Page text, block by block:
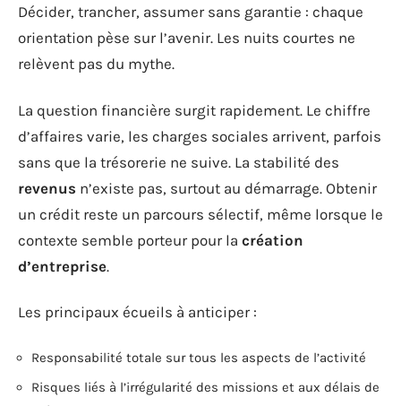
Décider, trancher, assumer sans garantie : chaque
orientation pèse sur l’avenir. Les nuits courtes ne
relèvent pas du mythe.
La question financière surgit rapidement. Le chiffre
d’affaires varie, les charges sociales arrivent, parfois
sans que la trésorerie ne suive. La stabilité des
revenus n’existe pas, surtout au démarrage. Obtenir
un crédit reste un parcours sélectif, même lorsque le
contexte semble porteur pour la création
d’entreprise.
Les principaux écueils à anticiper :
Responsabilité totale sur tous les aspects de l’activité
Risques liés à l’irrégularité des missions et aux délais de